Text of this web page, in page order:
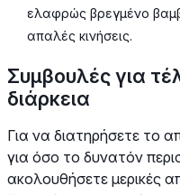
ελαφρώς βρεγμένο
απαλές κινήσεις.
Συμβουλές για
διάρκεια
Για να διατηρήσετε το
για όσο το δυνατόν
ακολουθήσετε μερικές